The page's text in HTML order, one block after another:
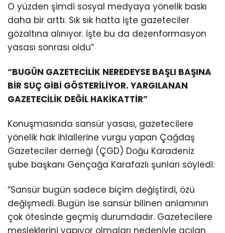
O yüzden şimdi sosyal medyaya yönelik baskı
daha bir arttı. Sık sık hatta işte gazeteciler
gözaltına alınıyor. İşte bu da dezenformasyon
yasası sonrası oldu”
“BUGÜN GAZETECİLİK NEREDEYSE BAŞLI BAŞINA
BİR SUÇ GİBİ GÖSTERİLİYOR. YARGILANAN
GAZETECİLİK DEĞİL HAKİKATTİR”
Konuşmasında sansür yasası, gazetecilere
yönelik hak ihlallerine vurgu yapan Çağdaş
Gazeteciler derneği (ÇGD) Doğu Karadeniz
şube başkanı Gençağa Karafazlı şunları söyledi:
“Sansür bugün sadece biçim değiştirdi, özü
değişmedi. Bugün ise sansür bilinen anlamının
çok ötesinde geçmiş durumdadır. Gazetecilere
mesleklerini yapıyor olmaları nedeniyle açılan